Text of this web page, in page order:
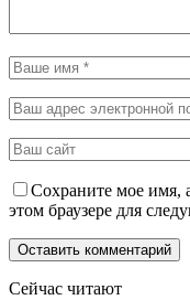
Сохраните мое имя,
этом браузере для
Сейчас читают